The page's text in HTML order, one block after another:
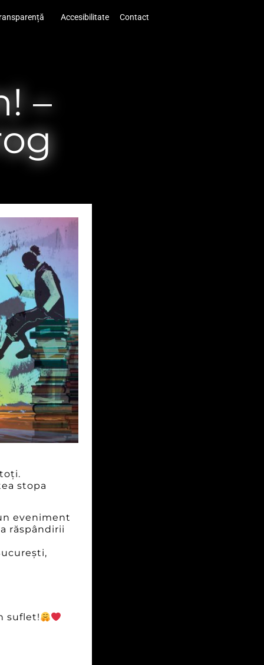
Accesibilitate Contact
–
stopa
eveniment
răspândirii
suflet!